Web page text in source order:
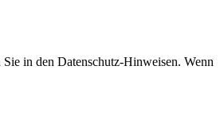
in den Datenschutz-Hinweisen. Wenn